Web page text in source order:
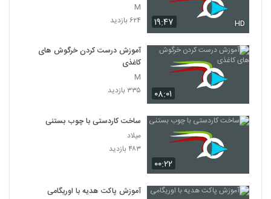
۱۹:۴۷ HD
M
۶۲۴ بازدید
۰۸:۰۱
آموزش درست کردن خرگوش های
کاغذی
M
۳۳۵ بازدید
۰۰:۲۲
ساخت کاردستی با چوب بستنی‌
میلاد
۴۸۳ بازدید
آموزش پاکت هدیه با اوریگامی